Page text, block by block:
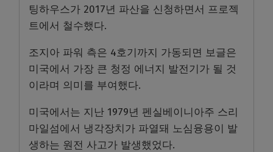
팅하우스가 2017년 파산을 신청하면서 프로젝
트에서 철수했다.
조지아 파워 측은 4호기까지 가동되면 보글은
미국에서 가장 큰 청정 에너지 발전기가 될 것
이라며 의미를 부여했다.
미국에서는 지난 1979년 펜실베이니아주 스리
마일섬에서 냉각장치가 파열돼 노심융용이 발
생하는 원전 사고가 발생했었다.